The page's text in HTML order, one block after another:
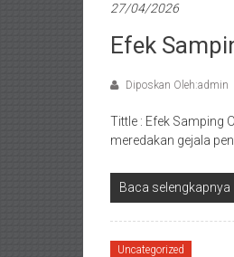
27/04/2026
Efek
Diposkan Oleh:admin
Tittle : Efek Samping
meredakan gejala
Baca selengkapnya
Uncategorized